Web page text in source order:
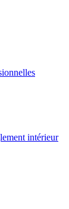
intérieur